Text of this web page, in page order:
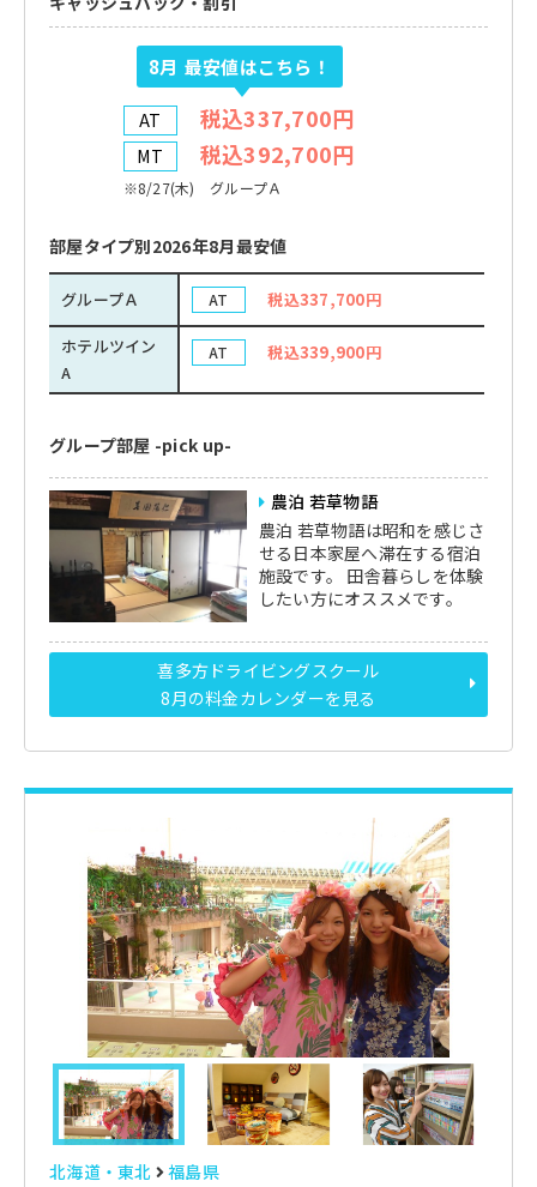
8月 最安値はこちら！
AT 税込337,700円
MT 税込392,700円
※8/27(木) グループＡ
部屋タイプ別2026年8月最安値
グループＡ AT 税込337,700円
ホテルツイン
A
AT 税込339,900円
グループ部屋 -pick up-
農泊 若草物語
農泊 若草物語は昭和を感じさ
せる日本家屋へ滞在する宿泊
施設です。 田舎暮らしを体験
したい方にオススメです。
喜多方ドライビングスクール
8月の料金カレンダーを見る
北海道・東北 福島県